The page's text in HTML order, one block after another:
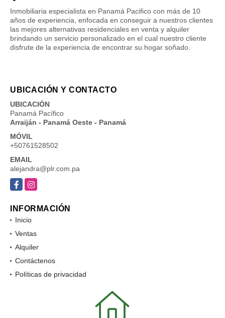
Inmobiliaria especialista en Panamá Pacifico con más de 10
años de experiencia, enfocada en conseguir a nuestros clientes
las mejores alternativas residenciales en venta y alquiler
brindando un servicio personalizado en el cual nuestro cliente
disfrute de la experiencia de encontrar su hogar soñado.
UBICACIÓN Y CONTACTO
UBICACIÓN
Panamá Pacífico
Arraiján - Panamá Oeste - Panamá
MÓVIL
+50761528502
EMAIL
alejandra@plr.com.pa
FacebookInstagram
INFORMACIÓN
Inicio
Ventas
Alquiler
Contáctenos
Políticas de privacidad